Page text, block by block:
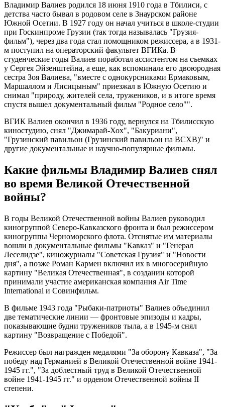
Владимир Валиев родился 18 июня 1910 года в Тбилиси, с
детства часто бывал в родовом селе в Знаурском районе
Южной Осетии. В 1927 году он начал учиться в школе-студии
при Госкинпроме Грузии (так тогда называлась "Грузия-
фильм"), через два года стал помощником режиссера, а в 1931-
м поступил на операторский факультет ВГИКа. В
студенческие годы Валиев поработал ассистентом на съемках
у Сергея Эйзенштейна, а еще, как вспоминала его двоюродная
сестра Зоя Валиева, "вместе с однокурсниками Ермаковым,
Маршаллом и Лисицыным" приезжал в Южную Осетию и
снимал "природу, жителей села, тружеников, и в итоге время
спустя вышел документальный фильм "Родное село"".
ВГИК Валиев окончил в 1936 году, вернулся на Тбилисскую
киностудию, снял "Джимарай-Хох", "Бакуриани",
"Грузинский павильон (Грузинский павильон на ВСХВ)" и
другие документальные и научно-популярные фильмы.
Какие фильмы Владимир Валиев снял
во время Великой Отечественной
войны?
В годы Великой Отечественной войны Валиев руководил
киногруппой Северо-Кавказского фронта и был режиссером
киногруппы Черноморского флота. Отснятые им материалы
вошли в документальные фильмы "Кавказ" и "Генерал
Леселидзе", киножурналы "Советская Грузия" и "Новости
дня", а позже Роман Кармен включил их в многосерийную
картину "Великая Отечественная", в создании которой
принимали участие американская компания Air Time
International и Совинфильм.
В фильме 1943 года "Рыбаки-патриоты" Валиев объединил
две тематические линии — фронтовые эпизоды и кадры,
показывающие будни тружеников тыла, а в 1945-м снял
картину "Возвращение с Победой".
Режиссер был награжден медалями "За оборону Кавказа", "За
победу над Германией в Великой Отечественной войне 1941-
1945 гг.", "За доблестный труд в Великой Отечественной
войне 1941-1945 гг." и орденом Отечественной войны II
степени.